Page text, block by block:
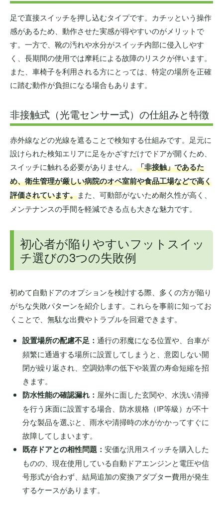
足で直接スイッチを押し込むタイプです。カチッという操作
感があるため、動作させた実感が得やすいのがメリットで
す。一方で、靴の汚れや水分がスイッチ内部に侵入しやす
く、長期間の使用では摩耗による故障のリスクが伴います。
また、車椅子を利用される方にとっては、特定の場所を正確
に踏む動作が負担になる場合もあります。
非接触式（光電センサー式）の仕組みと特徴
赤外線などの光線を遮ることで検知する仕組みです。足元に
設けられた検知エリアに足をかざすだけでドアが開くため、
スイッチに触れる必要がありません。 「非接触」であるた
め、衛生管理が厳しい病院のオペ室前や食品工場などで高く
評価されています。また、可動部がないため耐久性が高く、
メンテナンスの手間を軽減できる点も大きな魅力です。
初心者が陥りやすいフットスイッ
チ選びの3つの失敗例
初めて自動ドアのオプションを検討する際、多くの方が陥り
がちな失敗パターンを紹介します。これらを事前に知ってお
くことで、無駄な出費やトラブルを回避できます。
設置場所の配慮不足： 通行の邪魔になる位置や、台車が
頻繁に通過する場所に設置してしまうと、意図しない開
閉が繰り返され、空調効率の低下や装置の寿命短縮を招
きます。
防水性能の確認漏れ： 屋外に面した玄関や、水洗い清掃
を行う床面に設置する場合、防水規格（IP等級）が不十
分な製品を選ぶと、雨水や清掃時の水がかかってすぐに
故障してしまいます。
既存ドアとの相性問題： 安価な汎用スイッチを購入した
ものの、現在使用している自動ドアエンジンと電圧や信
号形式が合わず、結局追加の変換アダプター費用が発生
するケースがあります。